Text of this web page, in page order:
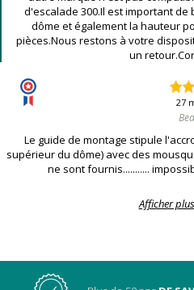
d'escalade 300.Il est important
dôme et également la hauteur
pièces.Nous restons à votre
un
27
Le guide de montage stipule
supérieur du dôme) avec des
ne sont fournis...........
Afficher